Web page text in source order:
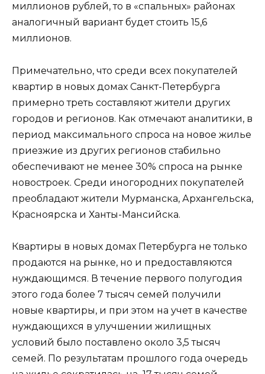
миллионов рублей, то в «спальных» районах
аналогичный вариант будет стоить 15,6
миллионов.
Примечательно, что среди всех покупателей
квартир в новых домах Санкт-Петербурга
примерно треть составляют жители других
городов и регионов. Как отмечают аналитики, в
период максимального спроса на новое жилье
приезжие из других регионов стабильно
обеспечивают не менее 30% спроса на рынке
новостроек. Среди иногородних покупателей
преобладают жители Мурманска, Архангельска,
Красноярска и Ханты-Мансийска.
Квартиры в новых домах Петербурга не только
продаются на рынке, но и предоставляются
нуждающимся. В течение первого полугодия
этого года более 7 тысяч семей получили
новые квартиры, и при этом на учет в качестве
нуждающихся в улучшении жилищных
условий было поставлено около 3,5 тысяч
семей. По результатам прошлого года очередь